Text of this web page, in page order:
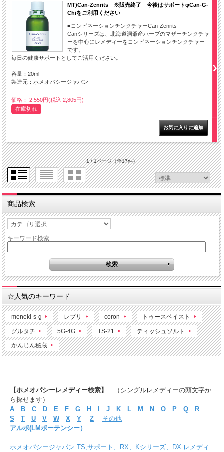
MT)Can-Zenrits ※販売終了 今後はサポートφCan-G-
Chiをご利用ください
■コンビネーションチンクチャーCan-Zenrits
Canシリーズは、北海道洞爺産ハーブのマザーチンクチャ
ーを中心にレメディーをコンビネーションチンクチャー
です。
毎日の健康サポートとしてご活用ください。
容量：20ml
製造元：ホメオパシージャパン
価格： 2,550円(税込 2,805円)
在庫切れ
1 / 1ページ（全17件）
商品検索
キーワード検索
☆人気のキーワード
meneki-s-g レプリ coron トゥースペイスト
グルタチ 5G-4G TS-21 ティッシュソルト
かんじん秘蔵
【ホメオパシーレメディー検索】
（シングルレメディーの頭文字か
ら探せます）
A
B C D E F G H J K L M N O P Q
R
S
T U V W X Y Z
その他
アルポ(LMポーテンシー）
ホメオパシージャパン TS,サポート、RX、Kシリーズ、DX レメディ